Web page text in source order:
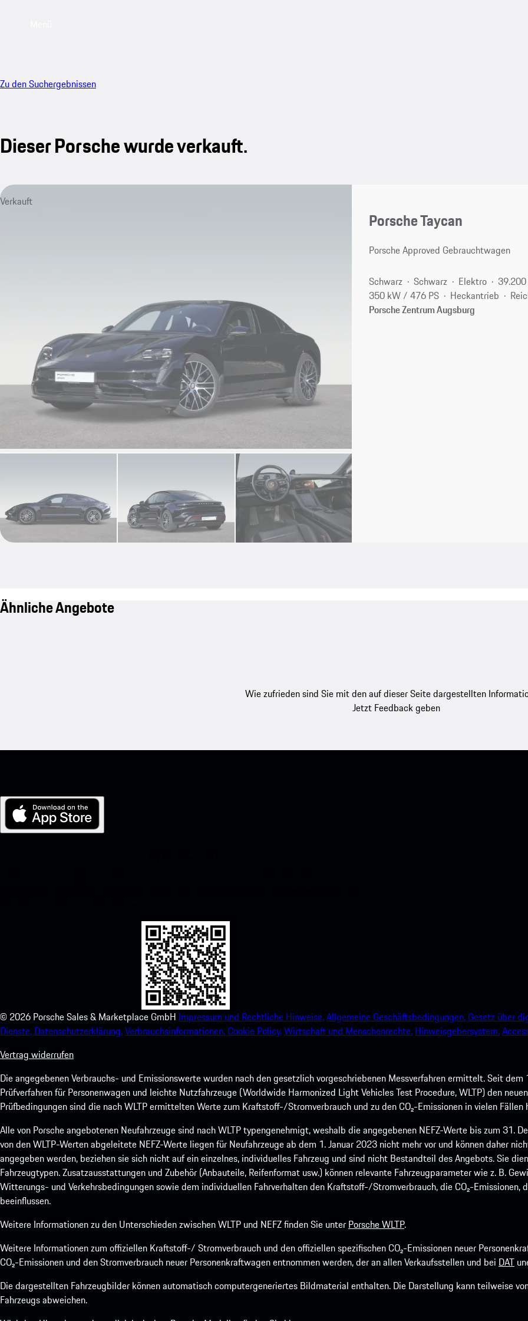
Zu den Suchergebnissen
Dieser Porsche wurde verkauft.
Verkauft
Porsche Taycan
Porsche Approved Gebrauchtwagen
Schwarz Schwarz Elektro
350 kW / 476 PS
Heckantrieb
Porsche Zentrum Augsburg
Ähnliche Angebote
Wie zufrieden sind Sie mit den auf dieser Seite dargestellten
Jetzt Feedback geben
© 2026 Porsche Sales & Marketplace GmbH Impressum und Rechtliche Hinweise.Allgemeine Geschäftsbedingungen.Gesetz über
Dienste. Datenschutzerklärung.Verbrauchsinformationen.Cookie Policy.Wirtschaft und Menschenrechte. Hinweisgebersystem.
Vertrag widerrufen
Die angegebenen Verbrauchs- und Emissionswerte wurden nach den gesetzlich vorgeschriebenen Messverfahren ermittelt. Seit
Prüfverfahren für Personenwagen und leichte Nutzfahrzeuge (Worldwide Harmonized Light Vehicles Test Procedure, WLTP) den
Prüfbedingungen sind die nach WLTP ermittelten Werte zum Kraftstoff-/Stromverbrauch und zu den CO₂-Emissionen in vielen
Alle von Porsche angebotenen Neufahrzeuge sind nach WLTP typengenehmigt, weshalb die angegebenen NEFZ-Werte bis zum 31.
von den WLTP-Werten abgeleitete NEFZ-Werte liegen für Neufahrzeuge ab dem 1. Januar 2023 nicht mehr vor und können daher
angegeben werden, beziehen sie sich nicht auf ein einzelnes, individuelles Fahrzeug und sind nicht Bestandteil des Angebots. Sie
Fahrzeugtypen. Zusatzausstattungen und Zubehör (Anbauteile, Reifenformat usw.) können relevante Fahrzeugparameter wie z. B.
Witterungs- und Verkehrsbedingungen sowie dem individuellen Fahrverhalten den Kraftstoff-/Stromverbrauch, die CO₂-Emissionen,
beeinflussen.
Weitere Informationen zu den Unterschieden zwischen WLTP und NEFZ finden Sie unter Porsche WLTP.
Weitere Informationen zum offiziellen Kraftstoff-/ Stromverbrauch und den offiziellen spezifischen CO₂-Emissionen neuer
CO₂-Emissionen und den Stromverbrauch neuer Personenkraftwagen entnommen werden, der an allen Verkaufsstellen und bei DAT
Die dargestellten Fahrzeugbilder können automatisch computergeneriertes Bildmaterial enthalten. Die Darstellung kann teilweise
Fahrzeugs abweichen.